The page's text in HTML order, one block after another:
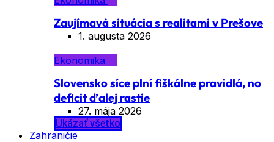
Zaujímavá situácia s realitami v Prešove
1. augusta 2026
Ekonomika
Slovensko síce plní fiškálne pravidlá, no
deficit ďalej rastie
27. mája 2026
Ukázať všetko
Zahraničie